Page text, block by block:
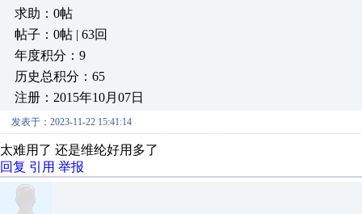
求助：0帖
帖子：0帖 | 63回
年度积分：9
历史总积分：65
注册：2015年10月07日
发表于：2023-11-22 15:41:14
太难用了 还是维纶好用多了
回复 引用 举报